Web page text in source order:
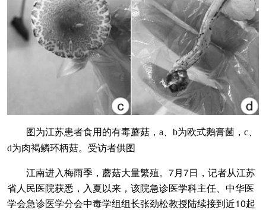
图为江苏患者食用的有毒蘑菇，a、b为欧式鹅膏菌，c、
d为肉褐鳞环柄菇。受访者供图
江南进入梅雨季，蘑菇大量繁殖。7月7日，记者从江苏
省人民医院获悉，入夏以来，该院急诊医学科主任、中华医
学会急诊医学分会中毒学组组长张劲松教授陆续接到近10起